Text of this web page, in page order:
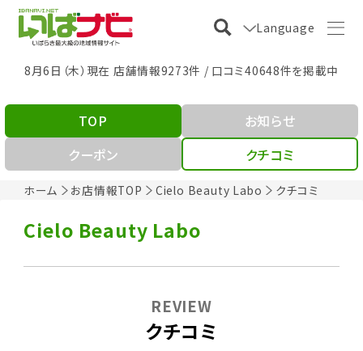
Language
8月6日（木）現在 店舗情報9273件 / 口コミ40648件を掲載中
ホーム お店情報TOP Cielo Beauty Labo クチコミ
TOP
お知らせ
クーポン
クチコミ
Cielo Beauty Labo
クチコミ
REVIEW